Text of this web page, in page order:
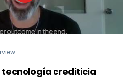
tecnología crediticia